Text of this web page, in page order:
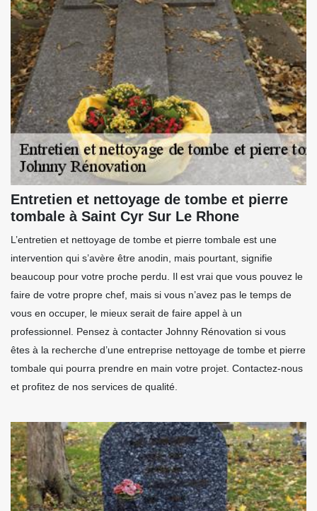
Entretien et nettoyage de tombe et pierre
tombale à Saint Cyr Sur Le Rhone
L’entretien et nettoyage de tombe et pierre tombale est une
intervention qui s’avère être anodin, mais pourtant, signifie
beaucoup pour votre proche perdu. Il est vrai que vous pouvez le
faire de votre propre chef, mais si vous n’avez pas le temps de
vous en occuper, le mieux serait de faire appel à un
professionnel. Pensez à contacter Johnny Rénovation si vous
êtes à la recherche d’une entreprise nettoyage de tombe et pierre
tombale qui pourra prendre en main votre projet. Contactez-nous
et profitez de nos services de qualité.